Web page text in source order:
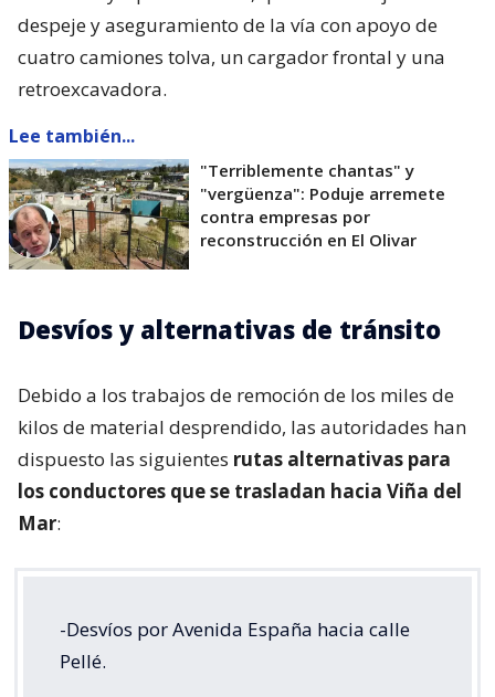
despeje y aseguramiento de la vía con apoyo de
cuatro camiones tolva, un cargador frontal y una
retroexcavadora.
Lee también...
"Terriblemente chantas" y
"vergüenza": Poduje arremete
contra empresas por
reconstrucción en El Olivar
Desvíos y alternativas de tránsito
Debido a los trabajos de remoción de los miles de
kilos de material desprendido, las autoridades han
dispuesto las siguientes rutas alternativas para
los conductores que se trasladan hacia Viña del
Mar:
-Desvíos por Avenida España hacia calle
Pellé.